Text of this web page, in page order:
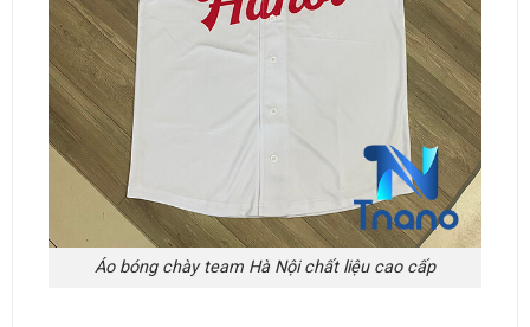
Áo bóng chày team Hà Nội chất liệu cao cấp